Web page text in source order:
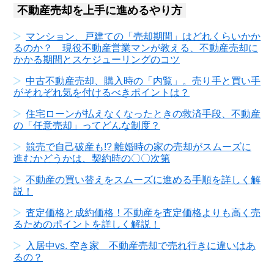
不動産売却を上手に進めるやり方
マンション、戸建ての「売却期間」はどれくらいかか
るのか？ 現役不動産営業マンが教える、不動産売却に
かかる期間とスケジューリングのコツ
中古不動産売却、購入時の「内覧」。売り手と買い手
がそれぞれ気を付けるべきポイントは？
住宅ローンが払えなくなったときの救済手段、不動産
の「任意売却」ってどんな制度？
競売で自己破産も!? 離婚時の家の売却がスムーズに
進むかどうかは、契約時の〇〇次第
不動産の買い替えをスムーズに進める手順を詳しく解
説！
査定価格と成約価格！不動産を査定価格よりも高く売
るためのポイントを詳しく解説！
入居中vs. 空き家 不動産売却で売れ行きに違いはあ
るの？